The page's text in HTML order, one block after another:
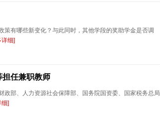
有哪些新变化？与此同时，其他学段的奖助学金是否调
详细]
担任兼职教师
部、人力资源社会保障部、国务院国资委、国家税务总局
细]